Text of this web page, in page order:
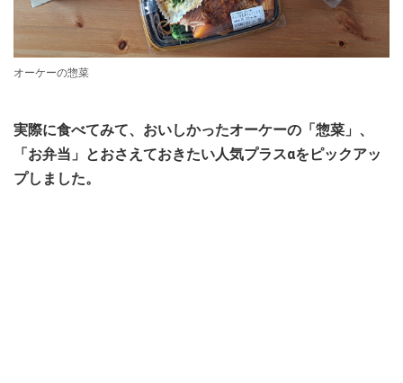
オーケーの惣菜
実際に食べてみて、おいしかったオーケーの「惣菜」、
「お弁当」とおさえておきたい人気プラスαをピックアッ
プしました。